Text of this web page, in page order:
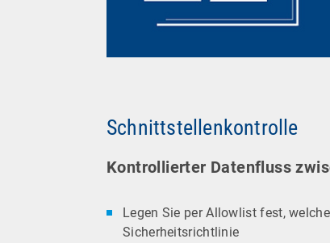
Schnittstellenkontrolle
Kontrollierter Datenfluss
Legen Sie per Allowlist fest,
Sicherheitsrichtlinie